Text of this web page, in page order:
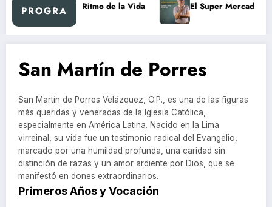
PROGRAAl Ritmo de la Vida El Super Mercadón
San Martín de Porres
San Martín de Porres Velázquez, O.P., es una de las figuras
más queridas y veneradas de la Iglesia Católica,
especialmente en América Latina. Nacido en la Lima
virreinal, su vida fue un testimonio radical del Evangelio,
marcado por una humildad profunda, una caridad sin
distinción de razas y un amor ardiente por Dios, que se
manifestó en dones extraordinarios.
Primeros Años y Vocación